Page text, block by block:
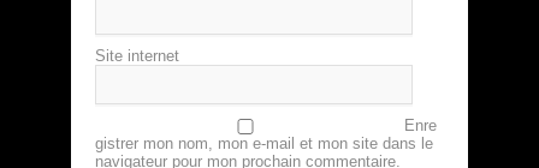
Site internet
Enre
gistrer mon nom, mon e-mail et mon site dans le
navigateur pour mon prochain commentaire.